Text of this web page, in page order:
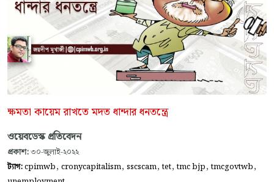
ক্ষমতা কায়েম রাখতে মদত ধান্দার ধনতন্ত্রে
ওয়েবডেস্ক প্রতিবেদন
প্রকাশ:৩০-জুলাই-২০২২
ট্যাগ:cpimwb, cronycapitalism, sscscam,tet,tmc bjp,tmcgovtwb,